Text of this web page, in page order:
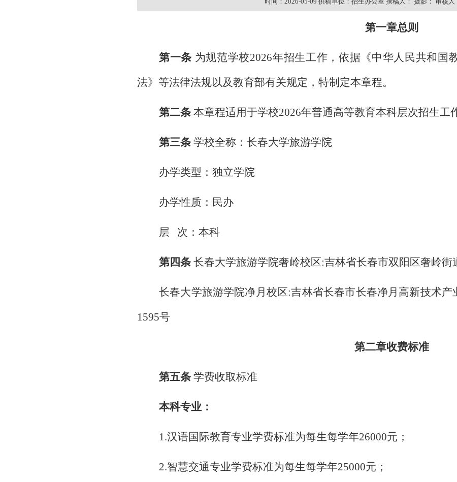
第一章总则
第一条 为规范学校2026年招生工作，依据《中华人民共和国
法》等法律法规以及教育部有关规定，特制定本章程。
第二条 本章程适用于学校2026年普通高等教育本科层次招生工
第三条 学校全称：长春大学旅游学院
办学类型：独立学院
办学性质：民办
层 次：本科
第四条 长春大学旅游学院奢岭校区:吉林省长春市双阳区奢岭
长春大学旅游学院净月校区:吉林省长春市长春净月高新技术
1595号
第二章收费标准
第五条 学费收取标准
本科专业：
1.汉语国际教育专业学费标准为每生每学年26000元；
2.智慧交通专业学费标准为每生每学年25000元；